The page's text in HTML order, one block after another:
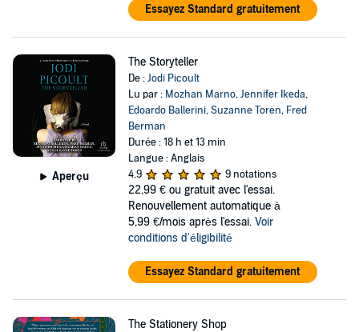
Essayez Standard gratuitement
Aperçu
The Storyteller
De :Jodi Picoult
Lu par : Mozhan Marno,Jennifer Ikeda,
Edoardo Ballerini,Suzanne Toren, Fred
Berman
Durée : 18 h et 13 min
Langue : Anglais
4,9
9 notations
22,99 € ou gratuit avec l'essai.
Renouvellement automatique à
5,99 €/mois après l'essai. Voir
conditions d'éligibilité
Essayez Standard gratuitement
The Stationery Shop